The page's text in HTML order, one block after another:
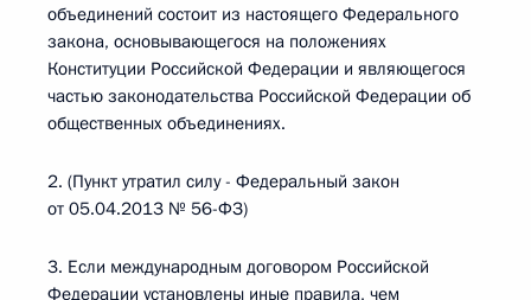
объединений состоит из настоящего Федерального
закона, основывающегося на положениях
Конституции Российской Федерации и являющегося
частью законодательства Российской Федерации об
общественных объединениях.
2. (Пункт утратил силу - Федеральный закон
от 05.04.2013 № 56-ФЗ)
3. Если международным договором Российской
Федерации установлены иные правила, чем